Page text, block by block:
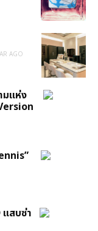
AGO
มแห่ง
แสบซ่า